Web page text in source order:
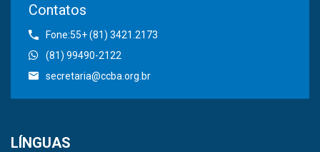
Contatos
Fone:55+ (81) 3421.2173
(81) 99490-2122
secretaria@ccba.org.br
LÍNGUAS